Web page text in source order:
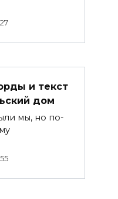
и текст
дом
мы, но по-